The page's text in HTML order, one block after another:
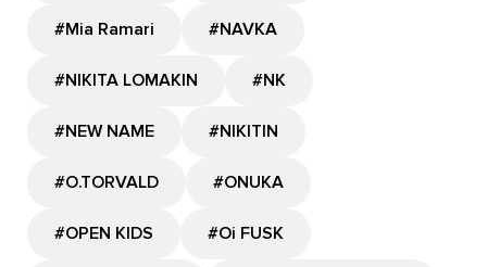
#Mia Ramari #NAVKA
#NIKITA LOMAKIN #NK
#NEW NAME #NIKITIN
#O.TORVALD #ONUKA
#OPEN KIDS #Oi FUSK